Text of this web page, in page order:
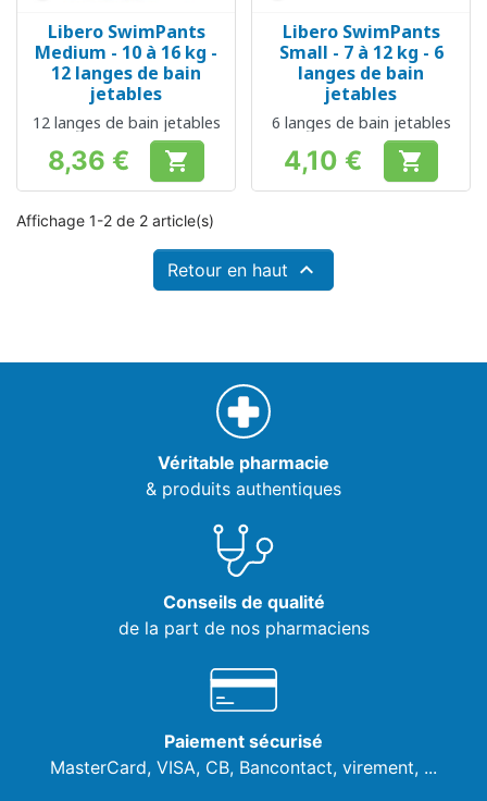
Libero SwimPants
Medium - 10 à 16 kg -
12 langes de bain
jetables
12 langes de bain jetables
Prix
8,36 € 
Libero SwimPants
Small - 7 à 12 kg - 6
langes de bain
jetables
6 langes de bain jetables
Prix
4,10 € 
Affichage 1-2 de 2 article(s)
Retour en haut 
Véritable pharmacie
& produits authentiques
Conseils de qualité
de la part de nos pharmaciens
Paiement sécurisé
MasterCard, VISA, CB, Bancontact, virement, ...